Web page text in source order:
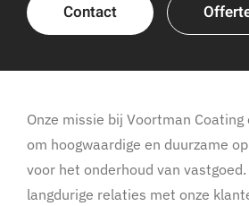
Contact
Onze missie bij Voortman Coating
om hoogwaardige en duurzame
voor het onderhoud van
langdurige relaties met onze